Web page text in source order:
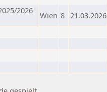
2026
Wien 8 21.03.2026